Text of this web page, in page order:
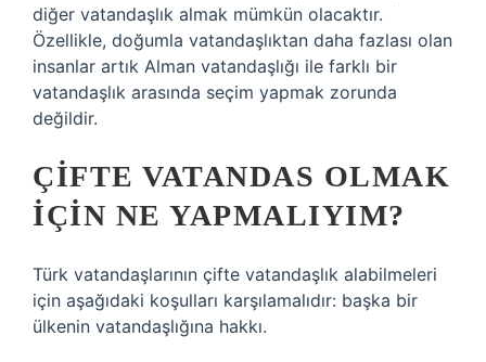
diğer vatandaşlık almak mümkün olacaktır.
Özellikle, doğumla vatandaşlıktan daha fazlası olan
insanlar artık Alman vatandaşlığı ile farklı bir
vatandaşlık arasında seçim yapmak zorunda
değildir.
ÇIFTE VATANDAS OLMAK
IÇIN NE YAPMALIYIM?
Türk vatandaşlarının çifte vatandaşlık alabilmeleri
için aşağıdaki koşulları karşılamalıdır: başka bir
ülkenin vatandaşlığına hakkı.